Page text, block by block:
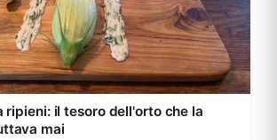
ripieni: il tesoro dell'orto che la
mai